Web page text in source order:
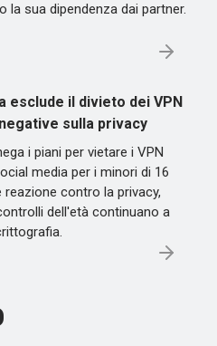
la sua dipendenza dai partner.
esclude il divieto dei VPN
sulla privacy
i piani per vietare i VPN
media per i minori di 16
contro la privacy,
dell'età continuano a